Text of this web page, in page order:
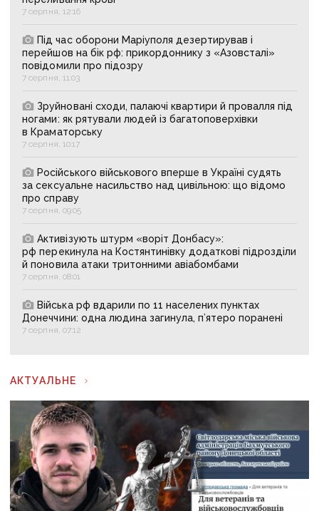
7 серпня, 12:16
Під час оборони Маріуполя дезертирував і
перейшов на бік рф: прикордоннику з «Азовсталі»
повідомили про підозру
7 серпня, 11:03
Зруйновані сходи, палаючі квартири й провалля під
ногами: як рятували людей із багатоповерхівки
в Краматорську
7 серпня, 10:17
Російського військового вперше в Україні судять
за сексуальне насильство над цивільною: що відомо
про справу
7 серпня, 09:05
Активізують штурм «воріт Донбасу»:
рф перекинула на Костянтинівку додаткові підрозділи
й поновила атаки тритонними авіабомбами
7 серпня, 08:01
Війська рф вдарили по 11 населених пунктах
Донеччини: одна людина загинула, п’ятеро поранені
7 серпня, 07:12
АКТУАЛЬНЕ